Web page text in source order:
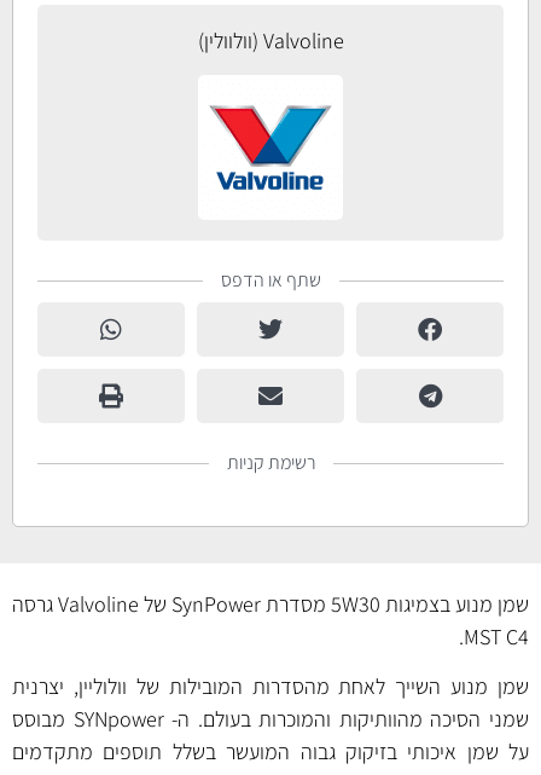
Valvoline (וולוולין)
שתף או הדפס
רשימת קניות
שמן מנוע בצמיגות 5W30 מסדרת SynPower של Valvoline גרסה
MST C4.
שמן מנוע השייך לאחת מהסדרות המובילות של וולוליין, יצרנית
שמני הסיכה מהוותיקות והמוכרות בעולם. ה- SYNpower מבוסס
על שמן איכותי בזיקוק גבוה המועשר בשלל תוספים מתקדמים